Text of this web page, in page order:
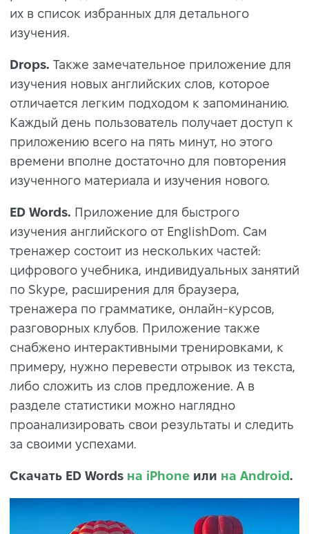
их в список избранных для детального
изучения.
Drops. Также замечательное приложение для
изучения новых английских слов, которое
отличается легким подходом к запоминанию.
Каждый день пользователь получает доступ к
приложению всего на пять минут, но этого
времени вполне достаточно для повторения
изученного материала и изучения нового.
ED Words. Приложение для быстрого
изучения английского от EnglishDom. Сам
тренажер состоит из нескольких частей:
цифрового учебника, индивидуальных занятий
по Skype, расширения для браузера,
тренажера по грамматике, онлайн-курсов,
разговорных клубов. Приложение также
снабжено интерактивными тренировками, к
примеру, нужно перевести отрывок из текста,
либо сложить из слов предложение. А в
разделе статистики можно наглядно
проанализировать свои результаты и следить
за своими успехами.
Скачать ED Words на iPhone или на Android.